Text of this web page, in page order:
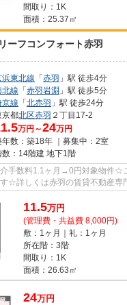
間取り：1K
面積：25.37㎡
リーフコンフォート赤羽
浜東北線 「赤羽 」駅 徒歩4分
北線 「赤羽岩淵 」駅 徒歩5分
京線 「北赤羽 」駅 徒歩24分
京都北区赤羽 ２丁目17-2
万円～24万円
年数：築18年 ｜募集中： 2室
数：14階建 地下1階
介手数料1.1ヶ月→0円対象物件☆
☆詳しくは赤羽の賃貸不動産専
絡下さい！！...
11.5万円
(管理費・共益費 8,000円)
敷：1ヶ月｜礼：1ヶ月
所在階：3階
間取り：1K
面積：26.63㎡
24万円